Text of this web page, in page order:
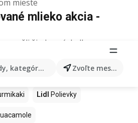
mieste
kategórie, produkty... Zvoľte mesto
mlieko akcia -
žiadne výsledky.
v obchodoch Lidl
Nintendo Switch
Lidl Polievky